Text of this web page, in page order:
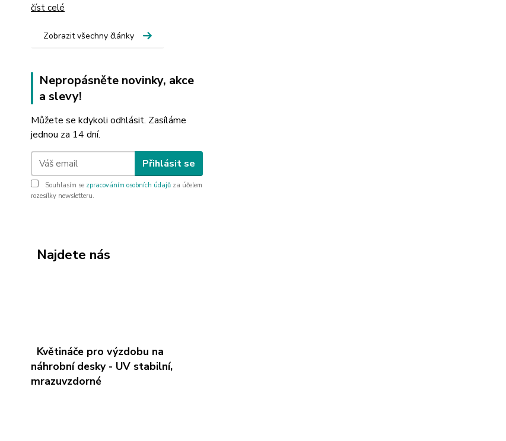
číst celé
Zobrazit všechny články
Nepropásněte novinky, akce
a slevy!
Můžete se kdykoli odhlásit. Zasíláme
jednou za 14 dní.
Přihlásit se
Souhlasím se zpracováním osobních údajů za účelem
rozesílky newsletteru.
Najdete nás
Květináče pro výzdobu na
náhrobní desky - UV stabilní,
mrazuvzdorné